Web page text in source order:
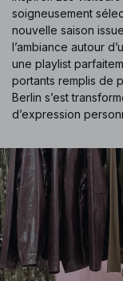
soigneusement
nouvelle saison
l’ambiance autour
une playlist
portants remplis de
Berlin s’est
d’expression